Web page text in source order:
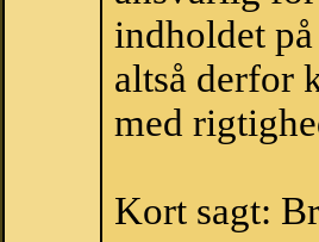
indholdet
altså derfor
med
Kort sagt: